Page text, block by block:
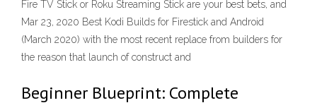
Fire TV Stick or Roku Streaming Stick are your best bets, and
Mar 23, 2020 Best Kodi Builds for Firestick and Android
(March 2020) with the most recent replace from builders for
the reason that launch of construct and
Beginner Blueprint: Complete